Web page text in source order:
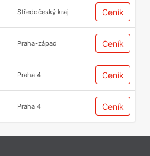
Středočeský kraj Ceník
Praha-západ Ceník
Praha 4 Ceník
Praha 4 Ceník